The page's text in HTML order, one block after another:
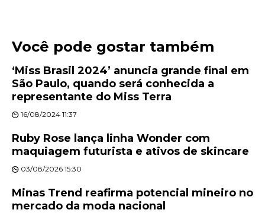
Você pode gostar também
‘Miss Brasil 2024’ anuncia grande final em
São Paulo, quando será conhecida a
representante do Miss Terra
16/08/2024 11:37
Ruby Rose lança linha Wonder com
maquiagem futurista e ativos de skincare
03/08/2026 15:30
Minas Trend reafirma potencial mineiro no
mercado da moda nacional